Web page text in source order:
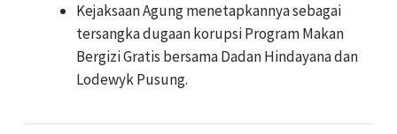
Kejaksaan Agung menetapkannya sebagai
tersangka dugaan korupsi Program Makan
Bergizi Gratis bersama Dadan Hindayana dan
Lodewyk Pusung.